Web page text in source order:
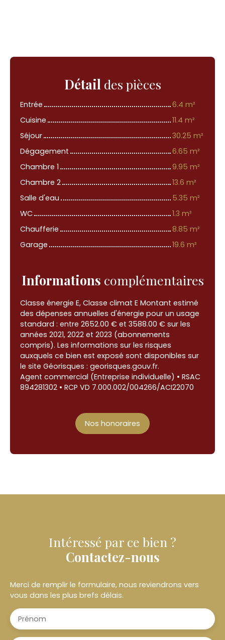
Détail des pièces
Entrée
6.4 m²
Cuisine
11.4 m²
Séjour
30.25 m²
Dégagement
6.65 m²
Chambre 1
9.95 m²
Chambre 2
13.6 m²
Salle d'eau
5.35 m²
WC
1.3 m²
Chaufferie
8.85 m²
Garage
19.6 m²
Informations complémentaires
Classe énergie E, Classe climat E Montant estimé
des dépenses annuelles d'énergie pour un usage
standard : entre 2652.00 € et 3588.00 € sur les
années 2021, 2022 et 2023 (abonnements
compris). Les informations sur les risques
auxquels ce bien est exposé sont disponibles sur
le site Géorisques : georisques.gouv.fr.
Agent commercial (Entreprise individuelle) • RSAC
894281302 • RCP VD 7.000.002/004266/ACI22070
Nos honoraires
Intéressé par ce bien ?
Contactez-nous
Merci de remplir le formulaire, nous reviendrons vers
vous dans les plus brefs délais.
Prénom